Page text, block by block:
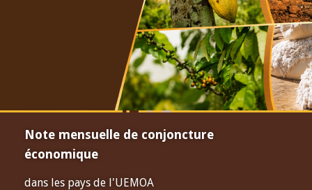
Note mensuelle de conjoncture
économique
dans les pays de l'UEMOA